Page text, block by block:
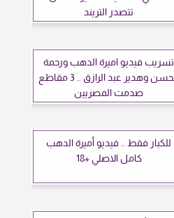
تتصدر التريند
تسريب فيديو اميرة الدهب ورحمة
محسن وهدير عبد الرازق .. 3 مقاطع
صدمت المصريين
للكبار فقط .. فيديو أميرة الدهب
كامل الاصلي +18